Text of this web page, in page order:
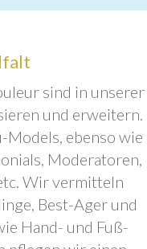
sind in unserer
und erweitern.
ebenso wie
Moderatoren,
Wir vermitteln
Best-Ager und
Hand- und Fuß-